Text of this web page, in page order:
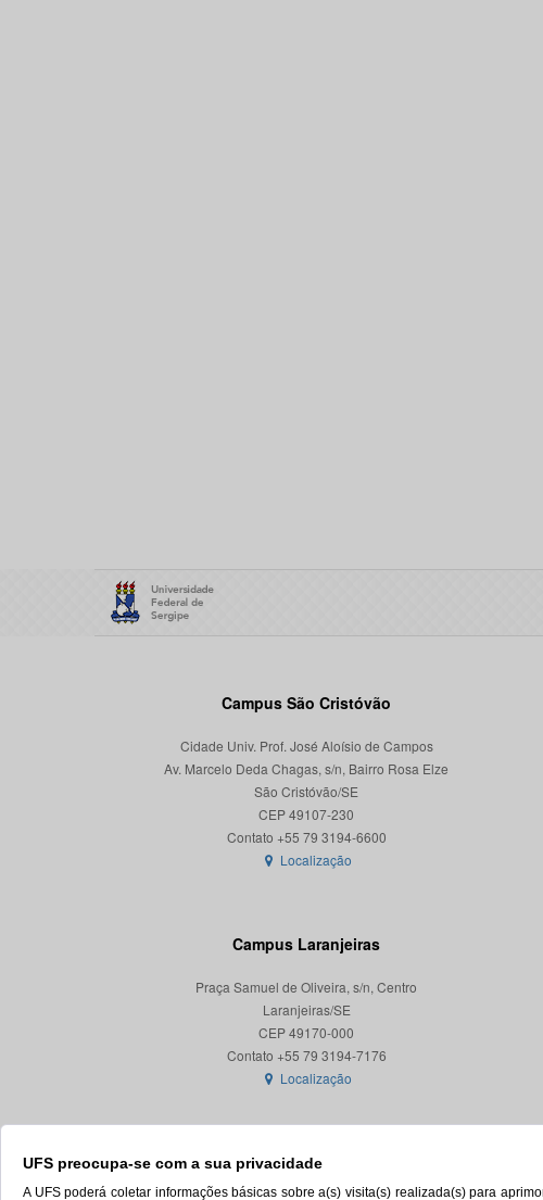
UFS preocupa-se com a sua privacidade
A UFS poderá coletar informações básicas sobre a(s) visita(s) realizada(s) para
Campus São Cristóvão
Cidade Univ. Prof. José Aloísio de Campos
Av. Marcelo Deda Chagas, s/n, Bairro Rosa Elze
São Cristóvão/SE
CEP 49107-230
Localização
Campus Laranjeiras
Praça Samuel de Oliveira, s/n, Centro
Laranjeiras/SE
CEP 49170-000
Localização